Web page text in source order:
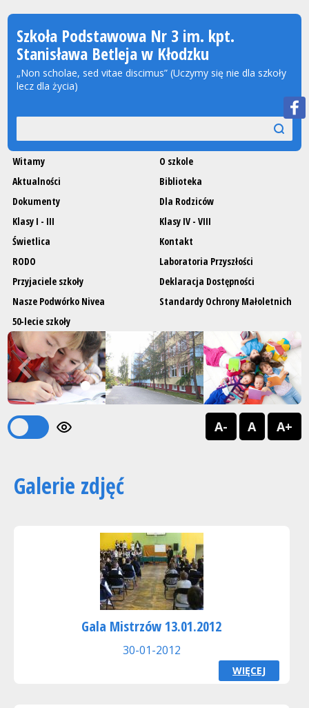
Szkoła Podstawowa Nr 3 im. kpt.
Stanisława Betleja w Kłodzku
„Non scholae, sed vitae discimus” (Uczymy się nie dla szkoły
lecz dla życia)
szukaj
Witamy
O szkole
Aktualności
Biblioteka
Dokumenty
Dla Rodziców
Klasy I - III
Klasy IV - VIII
Świetlica
Kontakt
RODO
Laboratoria Przyszłości
Przyjaciele szkoły
Deklaracja Dostępności
Nasze Podwórko Nivea
Standardy Ochrony Małoletnich
50-lecie szkoły
Previous Next
1
A- A A+
Galerie zdjęć
Gala Mistrzów 13.01.2012
30-01-2012
WIĘCEJ